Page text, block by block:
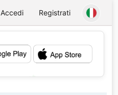
Accedi Registrati
💕